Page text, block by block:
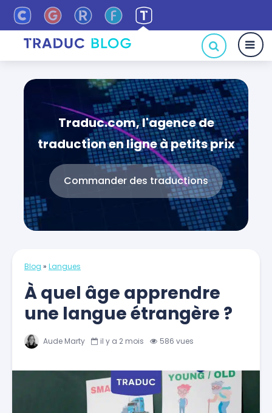
Traduc.com, l'agence de
traduction en ligne à petits prix
Commander des traductions
Blog » Langues
À quel âge apprendre
une langue étrangère ?
Aude Marty il y a 2 mois 586 vues